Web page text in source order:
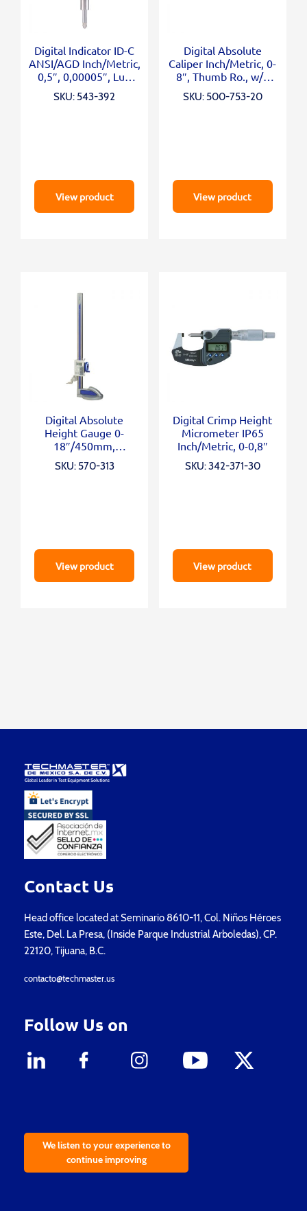
Digital Indicator ID-C
ANSI/AGD Inch/Metric,
0,5″, 0,00005″, Lug
Back
SKU: 543-392
View product
Digital Absolute
Caliper Inch/Metric, 0-
8″, Thumb Ro., w/o
Output
SKU: 500-753-20
View product
Digital Absolute
Height Gauge 0-
18″/450mm,
Inch/Metric
SKU: 570-313
View product
Digital Crimp Height
Micrometer IP65
Inch/Metric, 0-0,8″
SKU: 342-371-30
View product
Contact Us
Head office located at Seminario 8610-11, Col. Niños Héroes
Este, Del. La Presa, (Inside Parque Industrial Arboledas), CP.
22120, Tijuana, B.C.
contacto@techmaster.us
Follow Us on
We listen to your experience to
continue improving